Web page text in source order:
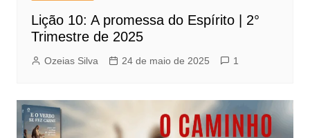
Lição 10: A promessa do Espírito | 2°
Trimestre de 2025
Ozeias Silva 24 de maio de 2025 1